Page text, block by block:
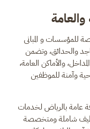
للمؤسسات و المبانى
والحدائق، وتضمن
والأماكن العامة،
وآمنة للموظفين
عامة بالرياض لخدمات
شاملة ومتخصصة